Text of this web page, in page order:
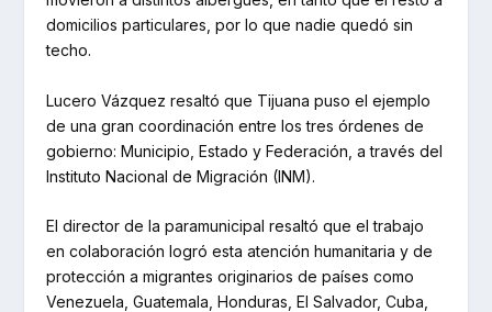
domicilios particulares, por lo que nadie quedó sin
techo.
Lucero Vázquez resaltó que Tijuana puso el ejemplo
de una gran coordinación entre los tres órdenes de
gobierno: Municipio, Estado y Federación, a través del
Instituto Nacional de Migración (INM).
El director de la paramunicipal resaltó que el trabajo
en colaboración logró esta atención humanitaria y de
protección a migrantes originarios de países como
Venezuela, Guatemala, Honduras, El Salvador, Cuba,